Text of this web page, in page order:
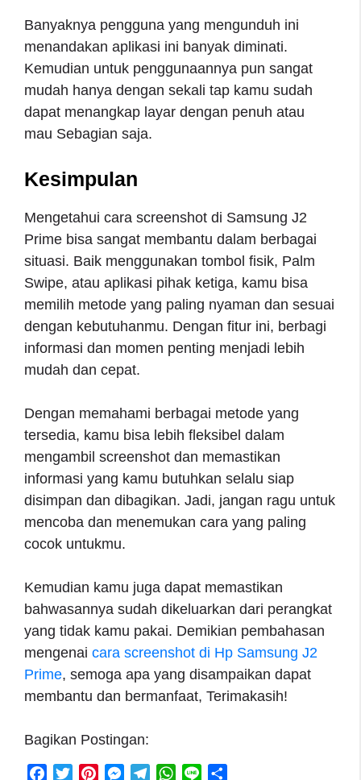
Banyaknya pengguna yang mengunduh ini
menandakan aplikasi ini banyak diminati.
Kemudian untuk penggunaannya pun sangat
mudah hanya dengan sekali tap kamu sudah
dapat menangkap layar dengan penuh atau
mau Sebagian saja.
Kesimpulan
Mengetahui cara screenshot di Samsung J2
Prime bisa sangat membantu dalam berbagai
situasi. Baik menggunakan tombol fisik, Palm
Swipe, atau aplikasi pihak ketiga, kamu bisa
memilih metode yang paling nyaman dan sesuai
dengan kebutuhanmu. Dengan fitur ini, berbagi
informasi dan momen penting menjadi lebih
mudah dan cepat.
Dengan memahami berbagai metode yang
tersedia, kamu bisa lebih fleksibel dalam
mengambil screenshot dan memastikan
informasi yang kamu butuhkan selalu siap
disimpan dan dibagikan. Jadi, jangan ragu untuk
mencoba dan menemukan cara yang paling
cocok untukmu.
Kemudian kamu juga dapat memastikan
bahwasannya sudah dikeluarkan dari perangkat
yang tidak kamu pakai. Demikian pembahasan
mengenai cara screenshot di Hp Samsung J2
Prime, semoga apa yang disampaikan dapat
membantu dan bermanfaat, Terimakasih!
Bagikan Postingan:
M
W